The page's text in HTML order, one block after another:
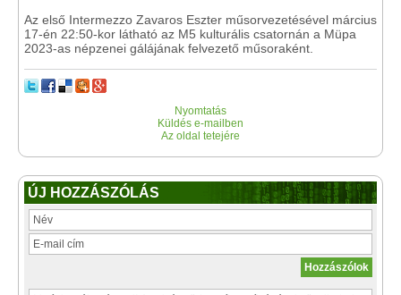
Az első Intermezzo Zavaros Eszter műsorvezetésével március
17-én 22:50-kor látható az M5 kulturális csatornán a Müpa
2023-as népzenei gálájának felvezető műsoraként.
Nyomtatás
Küldés e-mailben
Az oldal tetejére
ÚJ HOZZÁSZÓLÁS